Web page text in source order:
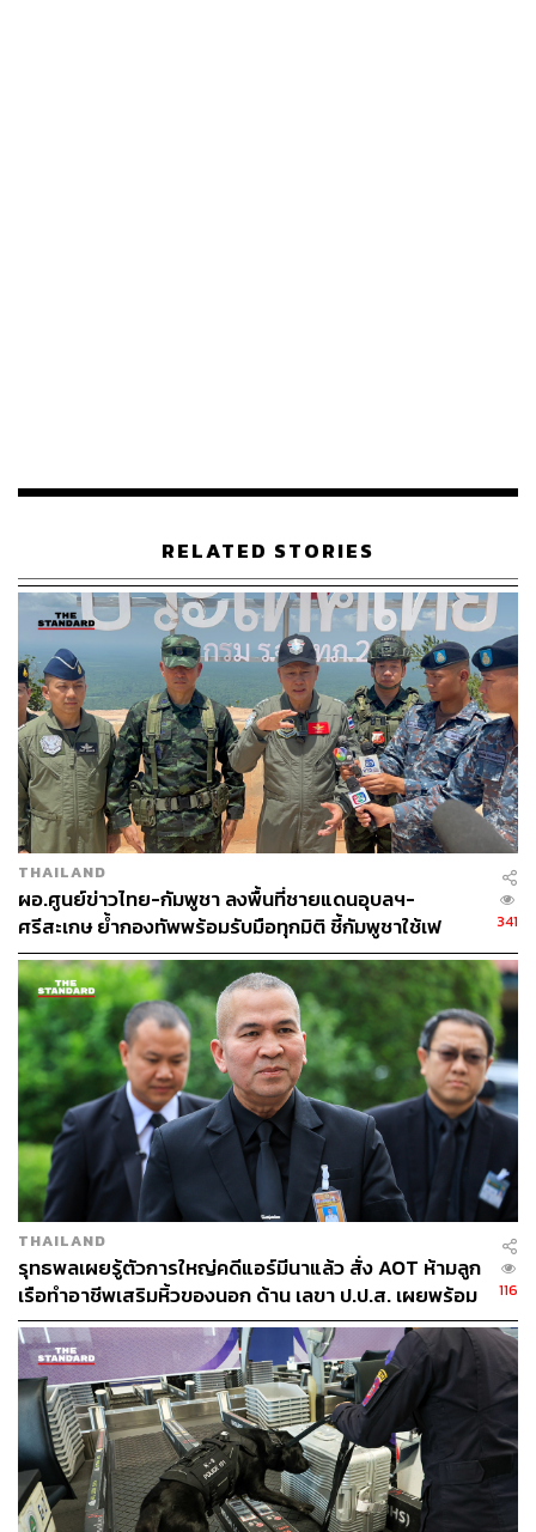
RELATED STORIES
THAILAND
ผอ.ศูนย์ข่าวไทย-กัมพูชา ลงพื้นที่ชายแดนอุบลฯ-
ศรีสะเกษ ย้ำกองทัพพร้อมรับมือทุกมิติ ชี้กัมพูชาใช้เฟ
กนิวส์ด้อยค่าตัวเองเพื่อรักษาอำนาจ
341
THAILAND
รุทธพลเผยรู้ตัวการใหญ่คดีแอร์มีนาแล้ว สั่ง AOT ห้ามลูก
เรือทำอาชีพเสริมหิ้วของนอก ด้าน เลขา ป.ป.ส. เผยพร้อม
ส่งข้อมูล-หลักฐานให้ออสเตรเลีย
116